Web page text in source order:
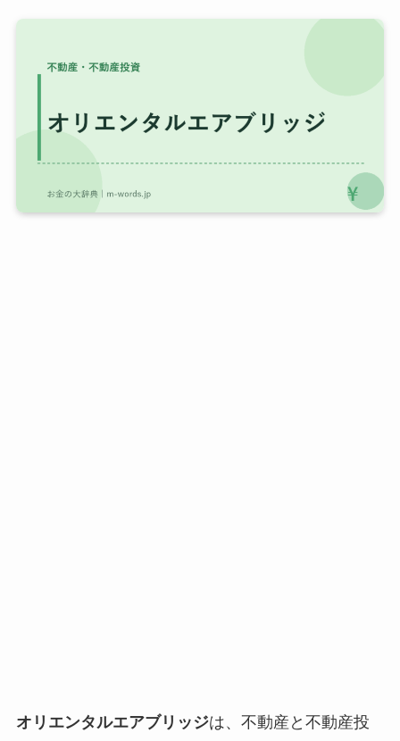
オリエンタルエアブリッジは、不動産と不動産投